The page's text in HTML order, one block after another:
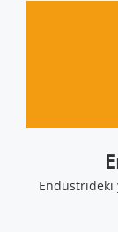
Endüstrideki